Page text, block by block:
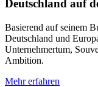
Deutschland auf
Basierend auf seinem
Deutschland und
Unternehmertum,
Ambition.
Mehr erfahren